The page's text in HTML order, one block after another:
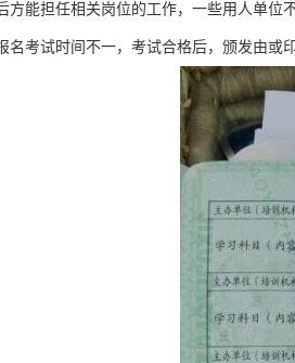
方能担任相关岗位的工作，一些用人单位
名考试时间不一，考试合格后，颁发由或